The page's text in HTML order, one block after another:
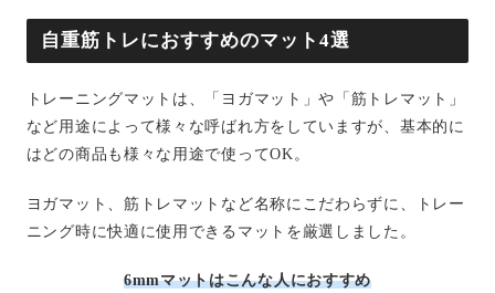
自重筋トレにおすすめのマット4選
トレーニングマットは、「ヨガマット」や「筋トレマット」
など用途によって様々な呼ばれ方をしていますが、基本的に
はどの商品も様々な用途で使ってOK。
ヨガマット、筋トレマットなど名称にこだわらずに、トレー
ニング時に快適に使用できるマットを厳選しました。
6mmマットはこんな人におすすめ